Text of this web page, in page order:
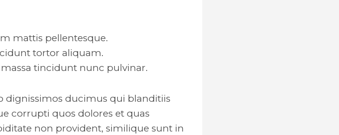
mattis pellentesque.
tortor aliquam.
tincidunt nunc pulvinar.
dignissimos ducimus qui blanditiis
corrupti quos dolores et quas
non provident, similique sunt in